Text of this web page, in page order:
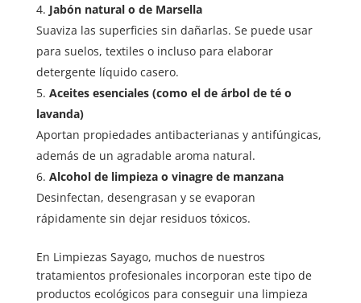
Jabón natural o de Marsella
Suaviza las superficies sin dañarlas. Se puede usar
para suelos, textiles o incluso para elaborar
detergente líquido casero.
Aceites esenciales (como el de árbol de té o
lavanda)
Aportan propiedades antibacterianas y antifúngicas,
además de un agradable aroma natural.
Alcohol de limpieza o vinagre de manzana
Desinfectan, desengrasan y se evaporan
rápidamente sin dejar residuos tóxicos.
En Limpiezas Sayago, muchos de nuestros
tratamientos profesionales incorporan este tipo de
productos ecológicos para conseguir una limpieza